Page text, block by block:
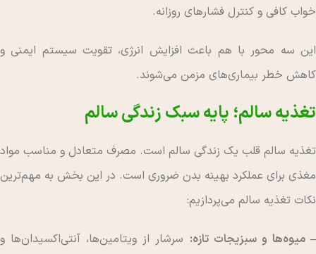
خواب کافی و کنترل فشارهای روزانه.
این سه محور با هم باعث افزایش انرژی، تقویت سیستم ایمنی و
کاهش خطر بیماری‌های مزمن می‌شوند.
تغذیه سالم؛ پایه سبک زندگی سالم
تغذیه سالم قلب یک زندگی سالم است. مصرف متعادل و مناسب مواد
مغذی برای عملکرد بهینه بدن ضروری است. در این بخش به مهم‌ترین
نکات تغذیه سالم می‌پردازیم:
– میوه‌ها و سبزیجات تازه: سرشار از ویتامین‌ها، آنتی‌اکسیدان‌ها و